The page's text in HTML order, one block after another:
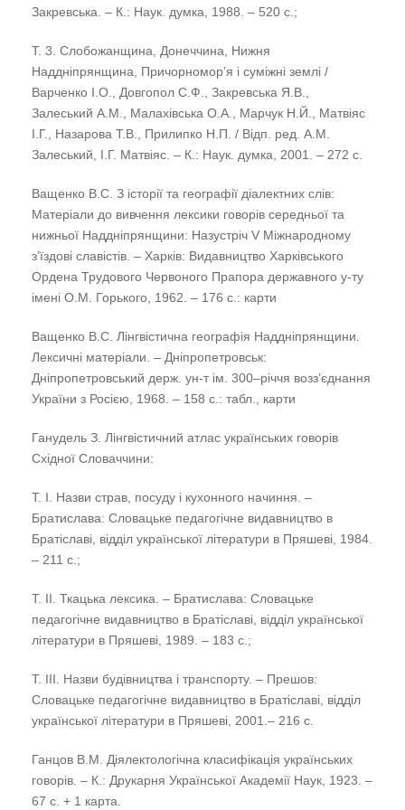
Закревська. – К.: Наук. думка, 1988. – 520 с.;
Т. 3. Слобожанщина, Донеччина, Нижня
Наддніпрянщина, Причорномор’я і суміжні землі /
Варченко І.О., Довгопол С.Ф., Закревська Я.В.,
Залеський А.М., Малахівська О.А., Марчук Н.Й., Матвіяс
І.Г., Назарова Т.В., Прилипко Н.П. / Відп. ред. А.М.
Залеський, І.Г. Матвіяс. – К.: Наук. думка, 2001. – 272 с.
Ващенко В.С. З історії та географії діалектних слів:
Матеріали до вивчення лексики говорів середньої та
нижньої Наддніпрянщини: Назустріч V Міжнародному
зʼїздові славістів. – Харків: Видавництво Харківського
Ордена Трудового Червоного Прапора державного у-ту
імені О.М. Горького, 1962. – 176 с.: карти
Ващенко В.С. Лінгвістична географія Наддніпрянщини.
Лексичні матеріали. – Дніпропетровськ:
Дніпропетровський держ. ун-т ім. 300–річчя возз’єднання
України з Росією, 1968. – 158 с.: табл., карти
Ганудель З. Лінгвістичний атлас українських говорів
Східної Словаччини:
Т. І. Назви страв, посуду і кухонного начиння. –
Братислава: Словацьке педагогічне видавництво в
Братіславі, відділ української літератури в Пряшеві, 1984.
– 211 с.;
Т. ІІ. Ткацька лексика. – Братислава: Словацьке
педагогічне видавництво в Братіславі, відділ української
літератури в Пряшеві, 1989. – 183 с.;
Т. III. Назви будівництва і транспорту. – Прешов:
Словацьке педагогічне видавництво в Братіславі, відділ
української літератури в Пряшеві, 2001.– 216 с.
Ганцов В.М. Діялектологічна класифікація українських
говорів. – К.: Друкарня Української Академії Наук, 1923. –
67 с. + 1 карта.